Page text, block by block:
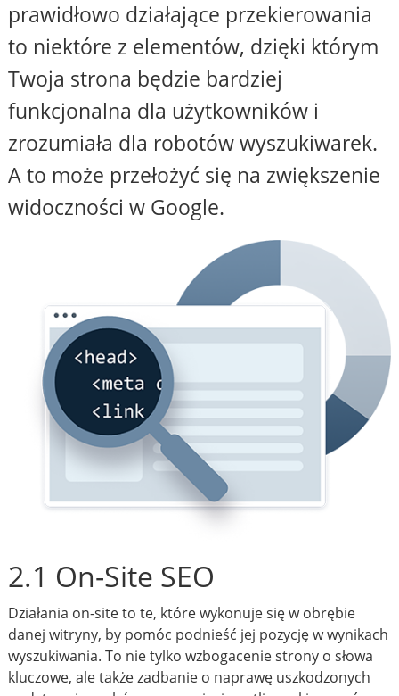
prawidłowo działające przekierowania
to niektóre z elementów, dzięki którym
Twoja strona będzie bardziej
funkcjonalna dla użytkowników i
zrozumiała dla robotów wyszukiwarek.
A to może przełożyć się na zwiększenie
widoczności w Google.
2.1 On-Site SEO
Działania on-site to te, które wykonuje się w obrębie
danej witryny, by pomóc podnieść jej pozycję w wynikach
wyszukiwania. To nie tylko wzbogacenie strony o słowa
kluczowe, ale także zadbanie o naprawę uszkodzonych